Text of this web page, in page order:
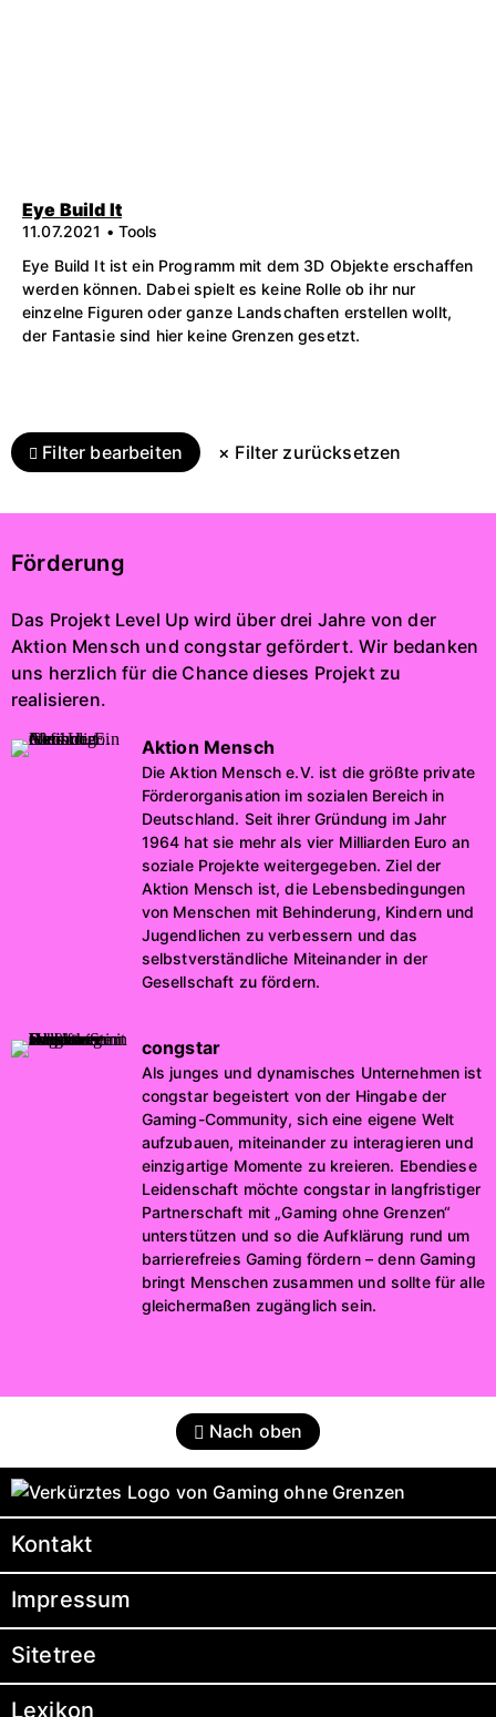
Eye Build It
11.07.2021 • Tools
Eye Build It ist ein Programm mit dem 3D Objekte erschaffen
werden können. Dabei spielt es keine Rolle ob ihr nur
einzelne Figuren oder ganze Landschaften erstellen wollt,
der Fantasie sind hier keine Grenzen gesetzt.
Filter bearbeiten × Filter zurücksetzen
Förderung
Das Projekt Level Up wird über drei Jahre von der
Aktion Mensch und congstar gefördert. Wir bedanken
uns herzlich für die Chance dieses Projekt zu
realisieren.
Aktion Mensch
Die Aktion Mensch e.V. ist die größte private
Förderorganisation im sozialen Bereich in
Deutschland. Seit ihrer Gründung im Jahr
1964 hat sie mehr als vier Milliarden Euro an
soziale Projekte weitergegeben. Ziel der
Aktion Mensch ist, die Lebensbedingungen
von Menschen mit Behinderung, Kindern und
Jugendlichen zu verbessern und das
selbstverständliche Miteinander in der
Gesellschaft zu fördern.
congstar
Als junges und dynamisches Unternehmen ist
congstar begeistert von der Hingabe der
Gaming-Community, sich eine eigene Welt
aufzubauen, miteinander zu interagieren und
einzigartige Momente zu kreieren. Ebendiese
Leidenschaft möchte congstar in langfristiger
Partnerschaft mit „Gaming ohne Grenzen“
unterstützen und so die Aufklärung rund um
barrierefreies Gaming fördern – denn Gaming
bringt Menschen zusammen und sollte für alle
gleichermaßen zugänglich sein.
Nach oben
Kontakt
Impressum
Sitetree
Lexikon